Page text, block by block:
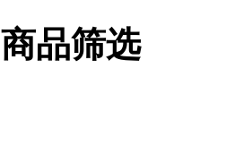
商品筛选